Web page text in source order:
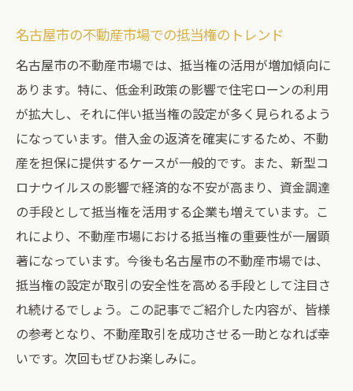
名古屋市の不動産市場での抵当権のトレンド
名古屋市の不動産市場では、抵当権の活用が増加傾向に
あります。特に、低金利政策の影響で住宅ローンの利用
が拡大し、それに伴い抵当権の設定が多く見られるよう
になっています。借入金の返済を確実にするため、不動
産を担保に提供するケースが一般的です。また、新型コ
ロナウイルスの影響で経済的な不安が高まり、資金調達
の手段として抵当権を活用する企業も増えています。こ
れにより、不動産市場における抵当権の重要性が一層顕
著になっています。今後も名古屋市の不動産市場では、
抵当権の設定が取引の安全性を高める手段として注目さ
れ続けるでしょう。この記事でご紹介した内容が、皆様
の参考となり、不動産取引を成功させる一助となれば幸
いです。次回もぜひお楽しみに。